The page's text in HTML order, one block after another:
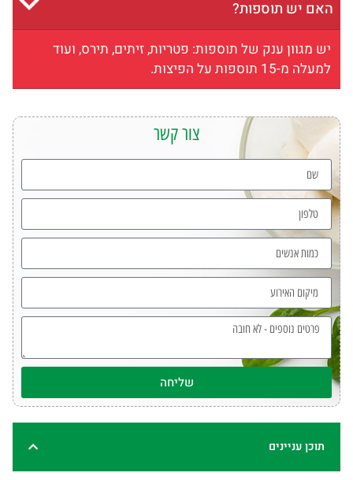
צור קשר
שליחה
תוכן עניינים
האם יש תוספות?
יש מגוון ענק של תוספות: פטריות, זיתים, תירס, ועוד
למעלה מ-15 תוספות על הפיצות.